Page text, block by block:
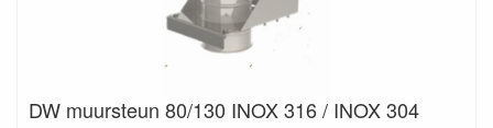
DW muursteun 80/130 INOX 316 / INOX 304